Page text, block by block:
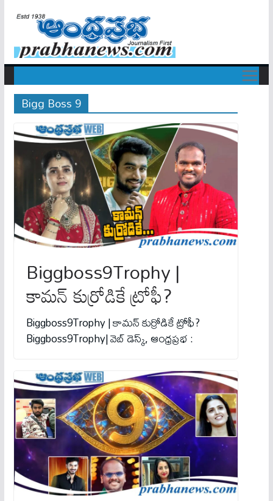
Bigg Boss 9
Biggboss9Trophy |
కామ‌న్ కుర్రోడికే ట్రోఫీ?
Biggboss9Trophy | కామ‌న్ కుర్రోడికే ట్రోఫీ?
Biggboss9Trophy| వెబ్ డెస్క్‌, ఆంధ్ర‌ప్ర‌భ :